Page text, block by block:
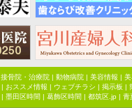
接骨院・治療院| 動物病院| 美容情報 |
| おススメ情報 | ウェブチラシ | 掲示板 |
| 墨田区時間 | 葛飾区時間 | 都筑区.jp | 青